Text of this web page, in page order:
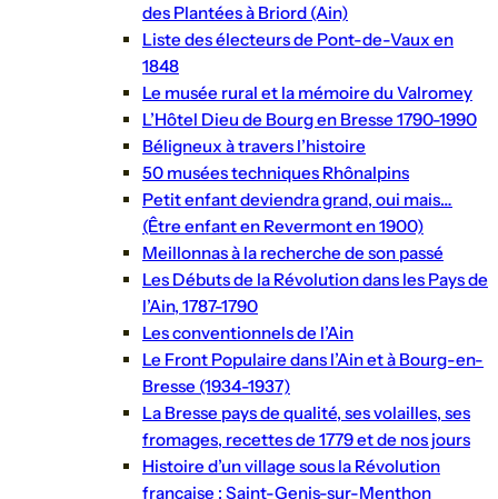
des Plantées à Briord (Ain)
Liste des électeurs de Pont-de-Vaux en
1848
Le musée rural et la mémoire du Valromey
L’Hôtel Dieu de Bourg en Bresse 1790-1990
Béligneux à travers l’histoire
50 musées techniques Rhônalpins
Petit enfant deviendra grand, oui mais…
(Être enfant en Revermont en 1900)
Meillonnas à la recherche de son passé
Les Débuts de la Révolution dans les Pays de
l’Ain, 1787-1790
Les conventionnels de l’Ain
Le Front Populaire dans l’Ain et à Bourg-en-
Bresse (1934-1937)
La Bresse pays de qualité, ses volailles, ses
fromages, recettes de 1779 et de nos jours
Histoire d’un village sous la Révolution
française : Saint-Genis-sur-Menthon